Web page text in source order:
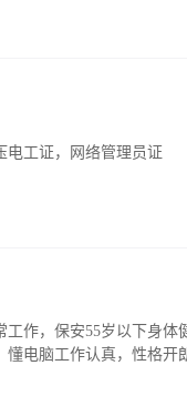
电工证，网络管理员证
作，保安55岁以下身
电脑工作认真，性格开